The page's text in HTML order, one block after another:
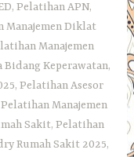
Pelatihan APN,
Manajemen Diklat
Manajemen
Bidang Keperawatan,
Pelatihan Asesor
Manajemen
Sakit, Pelatihan
Rumah Sakit 2025,